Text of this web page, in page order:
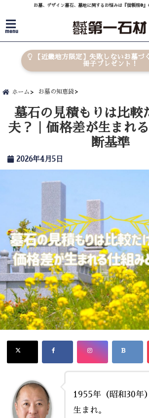
お墓、デザイン墓石、墓地に関するお悩みは『信頼棺®』
menu
【近畿地方限定】失敗しないお墓づ
冊子プレゼント！
ホーム お墓の知恵袋
墓石の見積もりは比較
夫？｜価格差が生まれ
断基準
2026年4月5日
1955年（昭和30年
生まれ。